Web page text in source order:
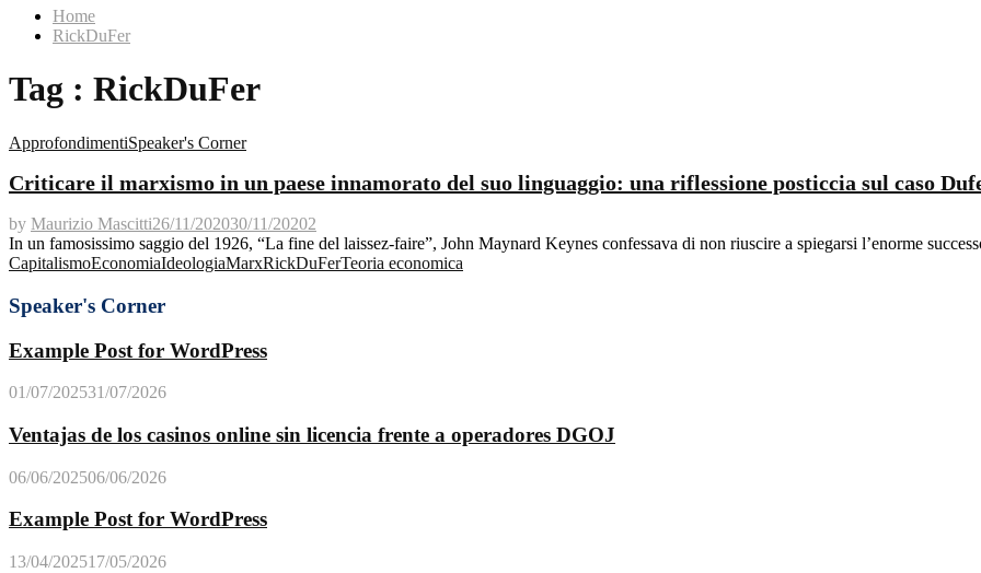
Home
RickDuFer
Tag : RickDuFer
ApprofondimentiSpeaker's Corner
Criticare il marxismo in un paese innamorato del suo linguaggio: una riflessione posticcia sul caso
by Maurizio Mascitti26/11/202030/11/20202
In un famosissimo saggio del 1926, “La fine del laissez-faire”, John Maynard Keynes confessava di non riuscire a spiegarsi l’enorme
CapitalismoEconomiaIdeologiaMarxRickDuFerTeoria economica
Speaker's Corner
Example Post for WordPress
01/07/202531/07/2026
Ventajas de los casinos online sin licencia frente a operadores DGOJ
06/06/202506/06/2026
Example Post for WordPress
13/04/202517/05/2026